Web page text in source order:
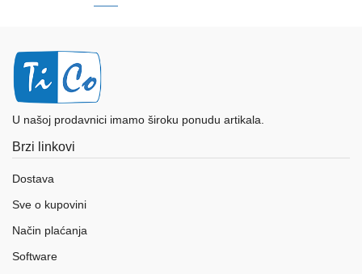
U našoj prodavnici imamo široku ponudu artikala.
Brzi linkovi
Dostava
Sve o kupovini
Način plaćanja
Software